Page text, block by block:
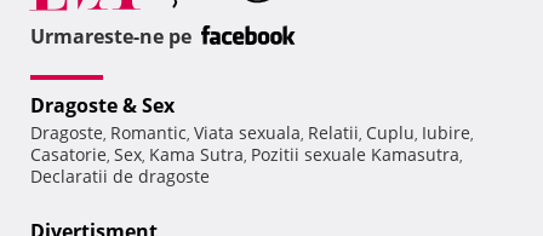
Urmareste-ne pe
Dragoste & Sex
Dragoste, Romantic, Viata sexuala, Relatii, Cuplu, Iubire,
Casatorie, Sex, Kama Sutra, Pozitii sexuale Kamasutra,
Declaratii de dragoste